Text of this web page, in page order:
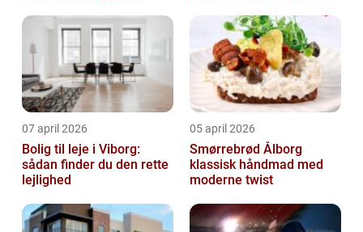
07 april 2026
Bolig til leje i Viborg:
sådan finder du den rette
lejlighed
05 april 2026
Smørrebrød Ålborg
klassisk håndmad med
moderne twist